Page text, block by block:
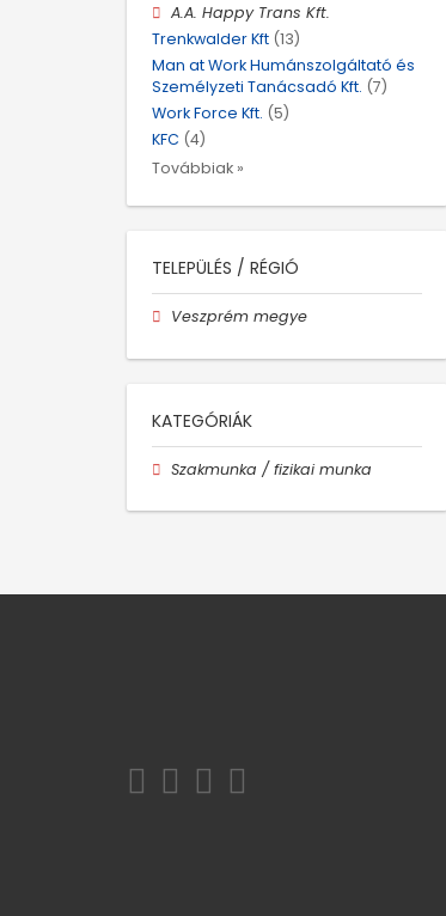
A.A. Happy Trans Kft.
Trenkwalder Kft (13)
Man at Work Humánszolgáltató és
Személyzeti Tanácsadó Kft. (7)
Work Force Kft. (5)
KFC (4)
Továbbiak »
TELEPÜLÉS / RÉGIÓ
Veszprém megye
KATEGÓRIÁK
Szakmunka / fizikai munka